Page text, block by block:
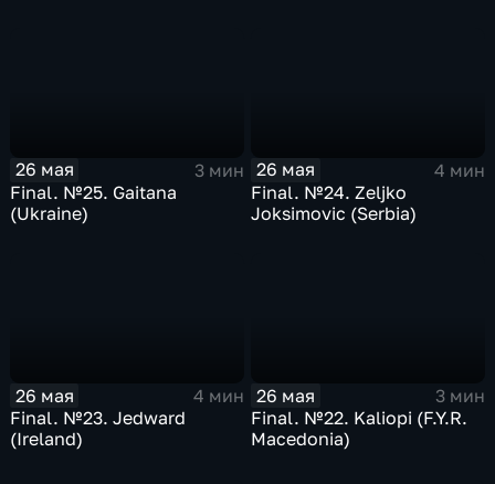
26 мая
3 мин
Final. №25. Gaitana
(Ukraine)
26 мая
4 мин
Final. №24. Zeljko
Joksimovic (Serbia)
26 мая
4 мин
Final. №23. Jedward
(Ireland)
26 мая
3 мин
Final. №22. Kaliopi (F.Y.R.
Macedonia)